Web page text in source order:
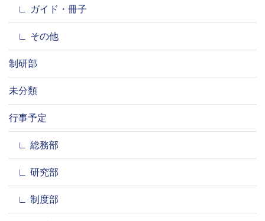
ガイド・冊子
その他
制研部
未分類
行事予定
総務部
研究部
制度部